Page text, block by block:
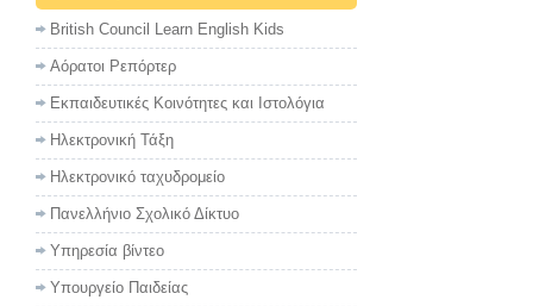
British Council Learn English Kids
Αόρατοι Ρεπόρτερ
Εκπαιδευτικές Κοινότητες και Ιστολόγια
Ηλεκτρονική Τάξη
Ηλεκτρονικό ταχυδρομείο
Πανελλήνιο Σχολικό Δίκτυο
Υπηρεσία βίντεο
Υπουργείο Παιδείας